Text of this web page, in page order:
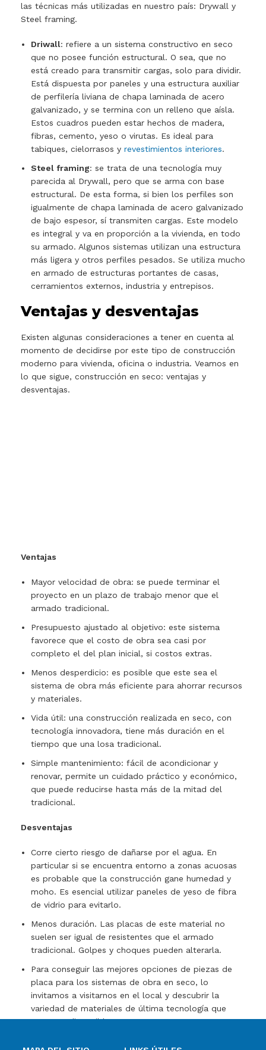
las técnicas más utilizadas en nuestro país: Drywall y
Steel framing.
Driwall: refiere a un sistema constructivo en seco
que no posee función estructural. O sea, que no
está creado para transmitir cargas, solo para dividir.
Está dispuesta por paneles y una estructura auxiliar
de perfilería liviana de chapa laminada de acero
galvanizado, y se termina con un relleno que aísla.
Estos cuadros pueden estar hechos de madera,
fibras, cemento, yeso o virutas. Es ideal para
tabiques, cielorrasos y revestimientos interiores.
Steel framing: se trata de una tecnología muy
parecida al Drywall, pero que se arma con base
estructural. De esta forma, si bien los perfiles son
igualmente de chapa laminada de acero galvanizado
de bajo espesor, sí transmiten cargas. Este modelo
es integral y va en proporción a la vivienda, en todo
su armado. Algunos sistemas utilizan una estructura
más ligera y otros perfiles pesados. Se utiliza mucho
en armado de estructuras portantes de casas,
cerramientos externos, industria y entrepisos.
Ventajas y desventajas​
Existen algunas consideraciones a tener en cuenta al
momento de decidirse por este tipo de construcción
moderno para vivienda, oficina o industria. Veamos en
lo que sigue, construcción en seco: ventajas y
desventajas.
Ventajas
Mayor velocidad de obra: se puede terminar el
proyecto en un plazo de trabajo menor que el
armado tradicional.
Presupuesto ajustado al objetivo: este sistema
favorece que el costo de obra sea casi por
completo el del plan inicial, si costos extras.
Menos desperdicio: es posible que este sea el
sistema de obra más eficiente para ahorrar recursos
y materiales.
Vida útil: una construcción realizada en seco, con
tecnología innovadora, tiene más duración en el
tiempo que una losa tradicional.
Simple mantenimiento: fácil de acondicionar y
renovar, permite un cuidado práctico y económico,
que puede reducirse hasta más de la mitad del
tradicional.
Desventajas
Corre cierto riesgo de dañarse por el agua. En
particular si se encuentra entorno a zonas acuosas
es probable que la construcción gane humedad y
moho. Es esencial utilizar paneles de yeso de fibra
de vidrio para evitarlo.
Menos duración. Las placas de este material no
suelen ser igual de resistentes que el armado
tradicional. Golpes y choques pueden alterarla.
Para conseguir las mejores opciones de piezas de
placa para los sistemas de obra en seco, lo
invitamos a visitarnos en el local y descubrir la
variedad de materiales de última tecnología que
tenemos disponibles.